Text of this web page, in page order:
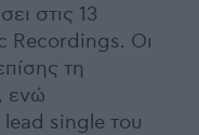
στις 13
Recordings. Οι
τη
ενώ
lead single του